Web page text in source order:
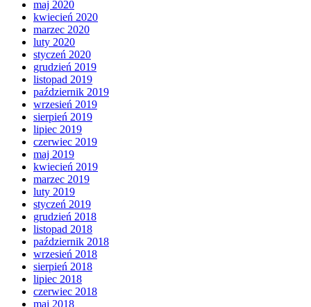
maj 2020
kwiecień 2020
marzec 2020
luty 2020
styczeń 2020
grudzień 2019
listopad 2019
październik 2019
wrzesień 2019
sierpień 2019
lipiec 2019
czerwiec 2019
maj 2019
kwiecień 2019
marzec 2019
luty 2019
styczeń 2019
grudzień 2018
listopad 2018
październik 2018
wrzesień 2018
sierpień 2018
lipiec 2018
czerwiec 2018
maj 2018